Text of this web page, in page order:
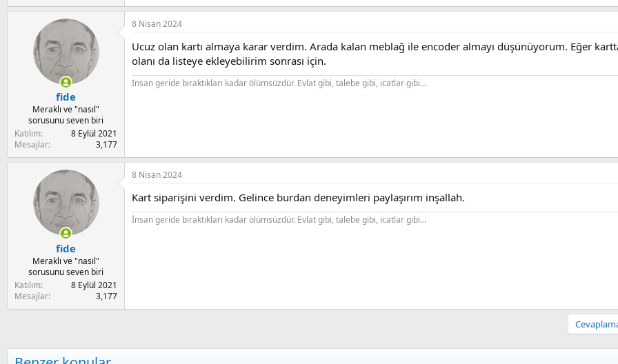
fide
Meraklı ve "nasıl"
sorusunu seven biri
Katılım
8 Eylül 2021
Mesajlar
3,177
8 Nisan 2024
Ucuz olan kartı almaya karar verdim. Arada kalan meblağ ile encoder almayı düşünüyorum. Eğer
olanı da listeye ekleyebilirim sonrası için.
İnsan geride bıraktıkları kadar ölümsüzdür. Evlat gibi, talebe gibi, icatlar gibi...
fide
Meraklı ve "nasıl"
sorusunu seven biri
Katılım
8 Eylül 2021
Mesajlar
3,177
8 Nisan 2024
Kart siparişini verdim. Gelince burdan deneyimleri paylaşırım inşallah.
İnsan geride bıraktıkları kadar ölümsüzdür. Evlat gibi, talebe gibi, icatlar gibi...